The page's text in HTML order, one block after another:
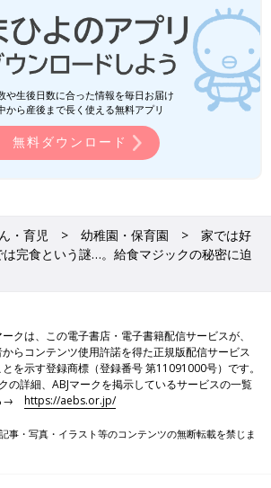
や生後日数に合った情報を毎日お届け
から産後まで長く使える無料アプリ
無料ダウンロード
・育児 幼稚園・保育園
家では好
完食という謎…。給食マジックの秘密に迫
クは、この電子書店・電子書籍配信サービスが、
らコンテンツ使用許諾を得た正規版配信サービス
を示す登録商標（登録番号 第11091000号）です。
の詳細、ABJマークを掲示しているサービスの一覧
→https://aebs.or.jp/
事・写真・イラスト等のコンテンツの無断転載を禁じま